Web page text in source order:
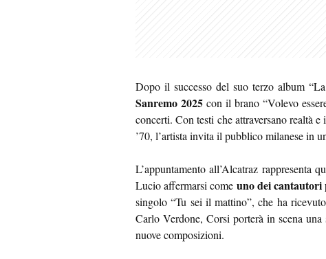
Dopo il successo del suo terzo album
Sanremo 2025con il brano “Volevo
concerti. Con testi che attraversano realtà
’70, l’artista invita il pubblico milanese in
L’appuntamento all’Alcatraz rappresenta
Lucio affermarsi come uno dei cantautori
singolo “Tu sei il mattino”, che ha
Carlo Verdone, Corsi porterà in scena
nuove composizioni.